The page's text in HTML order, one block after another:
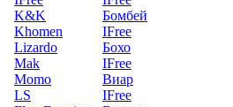
K&K
Khomen
Lizardo
Mak
Momo
LS
Бомбей
IFree
Бохо
IFree
Виар
IFree